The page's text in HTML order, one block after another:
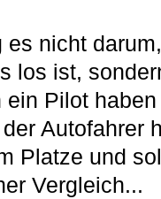
nicht
los ist,
Pilot
Autofahrer
Platze und
Vergleich...